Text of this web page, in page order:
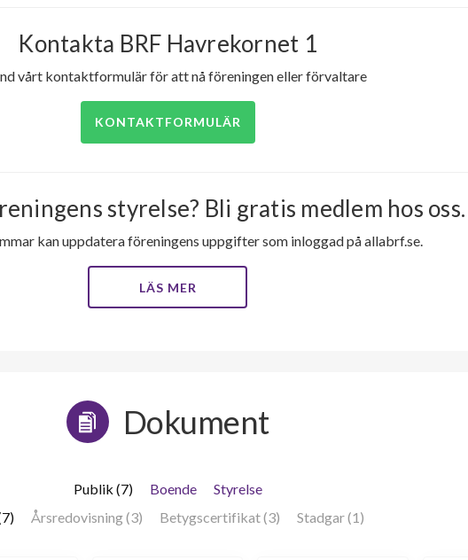
Kontakta BRF Havrekornet 1
vårt kontaktformulär för att nå föreningen eller förvaltare
KONTAKTFORMULÄR
styrelse? Bli gratis medlem hos oss.
kan uppdatera föreningens uppgifter som inloggad på allabrf.se.
LÄS MER
Dokument
Publik (7) Boende
Styrelse
Årsredovisning (3) Betygscertifikat (3) Stadgar (1)